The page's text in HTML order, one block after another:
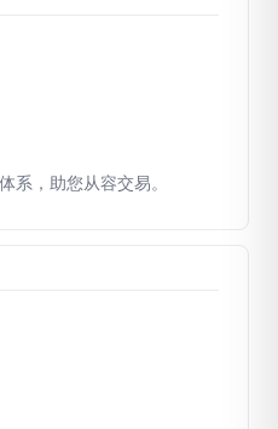
系，助您从容交易。